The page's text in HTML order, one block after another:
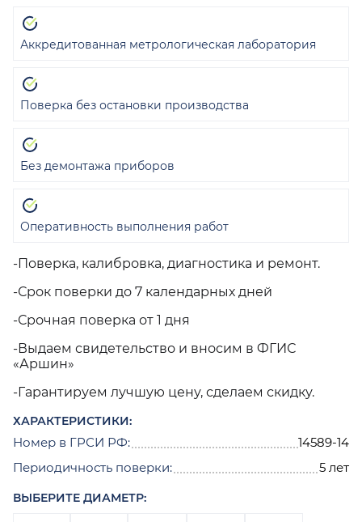
-Поверка, калибровка, диагностика и ремонт.
-Срок поверки до 7 календарных дней
-Срочная поверка от 1 дня
-Выдаем свидетельство и вносим в ФГИС
«Аршин»
-Гарантируем лучшую цену, сделаем скидку.
ХАРАКТЕРИСТИКИ:
Номер в ГРСИ РФ:
14589-14
Периодичность поверки:
5 лет
ВЫБЕРИТЕ ДИАМЕТР:
Аккредитованная метрологическая лаборатория
Поверка без остановки производства
Без демонтажа приборов
Оперативность выполнения работ